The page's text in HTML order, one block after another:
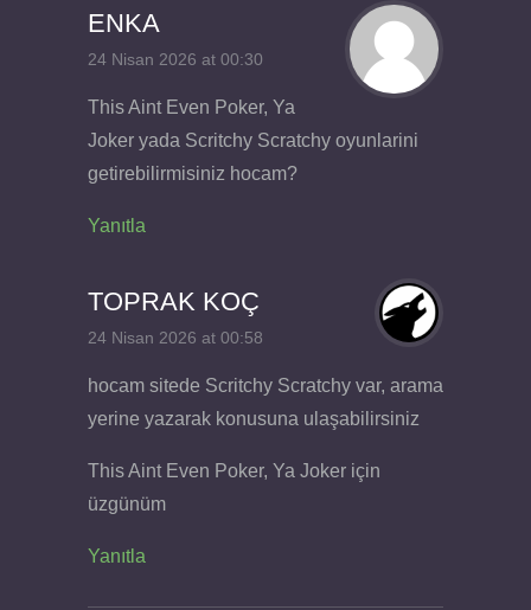
ENKA
24 Nisan 2026 at 00:30
This Aint Even Poker, Ya
Joker yada Scritchy Scratchy oyunlarini
getirebilirmisiniz hocam?
Yanıtla
TOPRAK KOÇ
24 Nisan 2026 at 00:58
hocam sitede Scritchy Scratchy var, arama
yerine yazarak konusuna ulaşabilirsiniz
This Aint Even Poker, Ya Joker için
üzgünüm
Yanıtla